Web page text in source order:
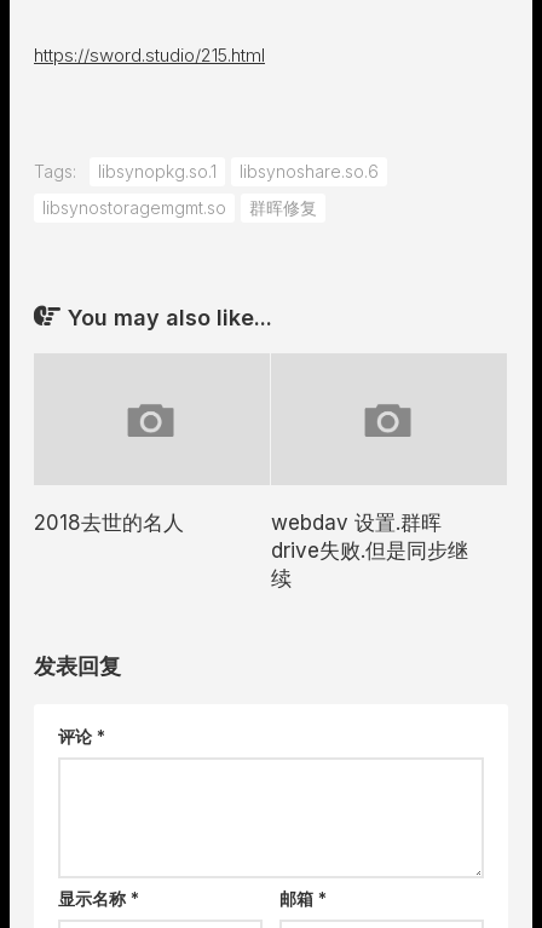
https://sword.studio/215.html
Tags: libsynopkg.so.1
libsynoshare.so.6
libsynostoragemgmt.so
群晖修复
You may also like...
2018去世的名人
webdav 设置.群晖
drive失败.但是同步继
续
发表回复
评论 *
显示名称 * 邮箱*